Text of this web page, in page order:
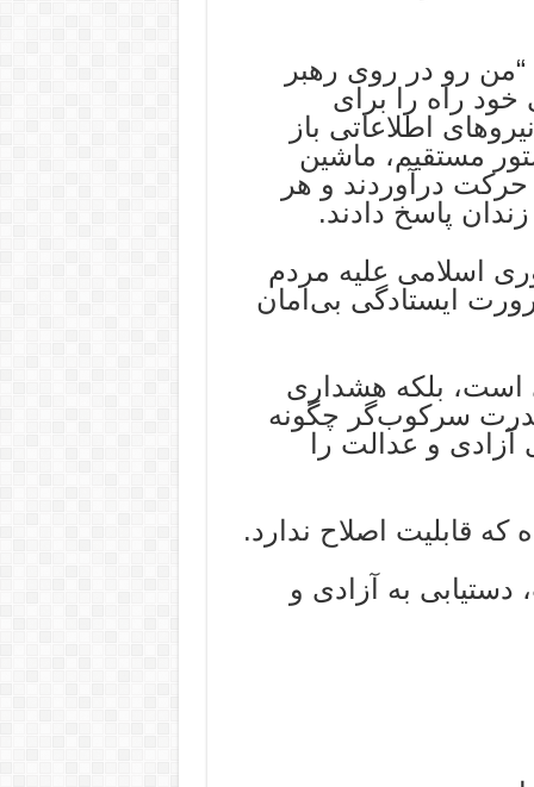
رو در روی رهبر
راه را برای
اطلاعاتی باز
مستقیم، ماشین
درآوردند و هر
پاسخ دادند.
اسلامی علیه مردم
ایستادگی بی‌امان
است، بلکه هشداری
سرکوب‌گر چگونه
و عدالت را
قابلیت اصلاح ندارد.
به آزادی و